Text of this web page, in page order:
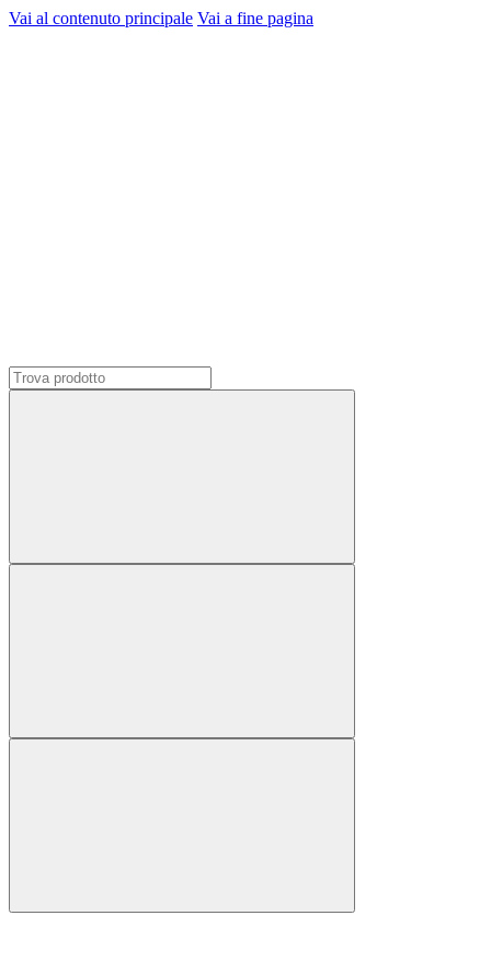
Vai al contenuto principale Vai a fine pagina